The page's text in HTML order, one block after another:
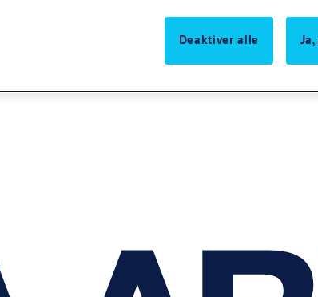
Deaktiver alle